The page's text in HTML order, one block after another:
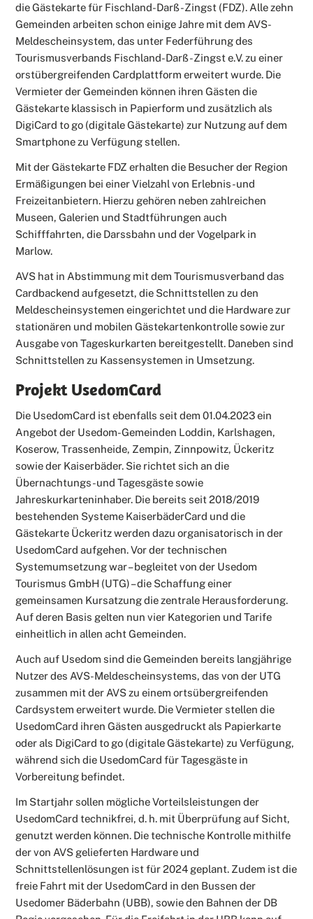
die Gästekarte für Fischland-Darß-Zingst (FDZ). Alle zehn
Gemeinden arbeiten schon einige Jahre mit dem AVS-
Meldescheinsystem, das unter Federführung des
Tourismusverbands Fischland-Darß-Zingst e.V. zu einer
orstübergreifenden Cardplattform erweitert wurde. Die
Vermieter der Gemeinden können ihren Gästen die
Gästekarte klassisch in Papierform und zusätzlich als
DigiCard to go (digitale Gästekarte) zur Nutzung auf dem
Smartphone zu Verfügung stellen.
Mit der Gästekarte FDZ erhalten die Besucher der Region
Ermäßigungen bei einer Vielzahl von Erlebnis-und
Freizeitanbietern. Hierzu gehören neben zahlreichen
Museen, Galerien und Stadtführungen auch
Schifffahrten, die Darssbahn und der Vogelpark in
Marlow.
AVS hat in Abstimmung mit dem Tourismusverband das
Cardbackend aufgesetzt, die Schnittstellen zu den
Meldescheinsystemen eingerichtet und die Hardware zur
stationären und mobilen Gästekartenkontrolle sowie zur
Ausgabe von Tageskurkarten bereitgestellt. Daneben sind
Schnittstellen zu Kassensystemen in Umsetzung.
Projekt UsedomCard
Die UsedomCard ist ebenfalls seit dem 01.04.2023 ein
Angebot der Usedom-Gemeinden Loddin, Karlshagen,
Koserow, Trassenheide, Zempin, Zinnpowitz, Ückeritz
sowie der Kaiserbäder. Sie richtet sich an die
Übernachtungs-und Tagesgäste sowie
Jahreskurkarteninhaber. Die bereits seit 2018/2019
bestehenden Systeme KaiserbäderCard und die
Gästekarte Ückeritz werden dazu organisatorisch in der
UsedomCard aufgehen. Vor der technischen
Systemumsetzung war – begleitet von der Usedom
Tourismus GmbH (UTG) – die Schaffung einer
gemeinsamen Kursatzung die zentrale Herausforderung.
Auf deren Basis gelten nun vier Kategorien und Tarife
einheitlich in allen acht Gemeinden.
Auch auf Usedom sind die Gemeinden bereits langjährige
Nutzer des AVS-Meldescheinsystems, das von der UTG
zusammen mit der AVS zu einem ortsübergreifenden
Cardsystem erweitert wurde. Die Vermieter stellen die
UsedomCard ihren Gästen ausgedruckt als Papierkarte
oder als DigiCard to go (digitale Gästekarte) zu Verfügung,
während sich die UsedomCard für Tagesgäste in
Vorbereitung befindet.
Im Startjahr sollen mögliche Vorteilsleistungen der
UsedomCard technikfrei, d. h. mit Überprüfung auf Sicht,
genutzt werden können. Die technische Kontrolle mithilfe
der von AVS gelieferten Hardware und
Schnittstellenlösungen ist für 2024 geplant. Zudem ist die
freie Fahrt mit der UsedomCard in den Bussen der
Usedomer Bäderbahn (UBB), sowie den Bahnen der DB